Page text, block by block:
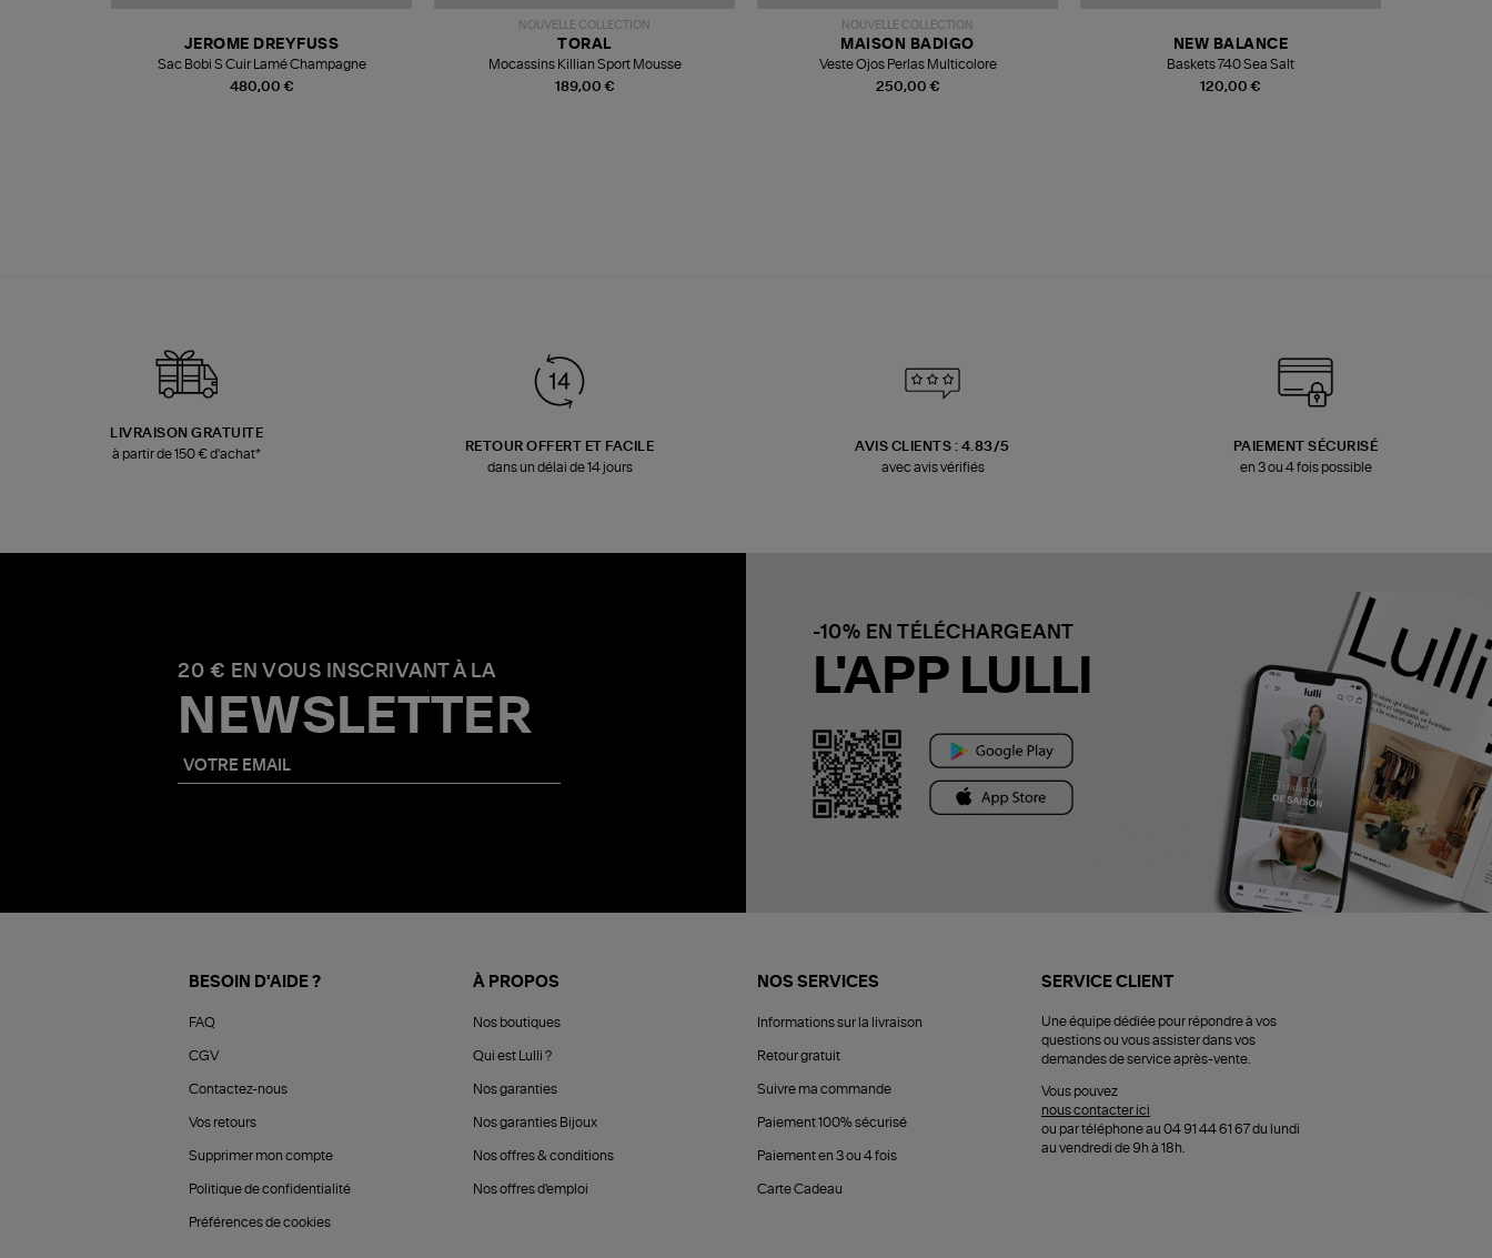
480,00 €
JEROME DREYFUSS
Sac Bobi S Cuir Lamé Champagne
NOUVELLE COLLECTION
189,00 €
TORAL
Mocassins Killian Sport Mousse
NOUVELLE COLLECTION
250,00 €
MAISON BADIGO
Veste Ojos Perlas Multicolore
120,00 €
NEW BALANCE
Baskets 740 Sea Salt
LIVRAISON GRATUITE
à partir de 150 € d'achat*
RETOUR OFFERT ET FACILE
dans un délai de 14 jours
AVIS CLIENTS : 4.83/5
avec avis vérifiés
PAIEMENT SÉCURISÉ
en 3 ou 4 fois possible
20 € EN VOUS INSCRIVANT À LA
NEWSLETTER
-10% EN TÉLÉCHARGEANT
L'APP LULLI
BESOIN D'AIDE ?
FAQ
CGV
Contactez-nous
Vos retours
Supprimer mon compte
Politique de confidentialité
Préférences de cookies
À PROPOS
Nos boutiques
Qui est Lulli ?
Nos garanties
Nos garanties Bijoux
Nos offres & conditions
Nos offres d'emploi
NOS SERVICES
Informations sur la livraison
Retour gratuit
Suivre ma commande
Paiement 100% sécurisé
Paiement en 3 ou 4 fois
Carte Cadeau
SERVICE CLIENT
Une équipe dédiée pour répondre à vos
questions ou vous assister dans vos
demandes de service après-vente.
Vous pouvez
nous contacter ici
ou par téléphone au 04 91 44 61 67 du lundi
au vendredi de 9h à 18h.